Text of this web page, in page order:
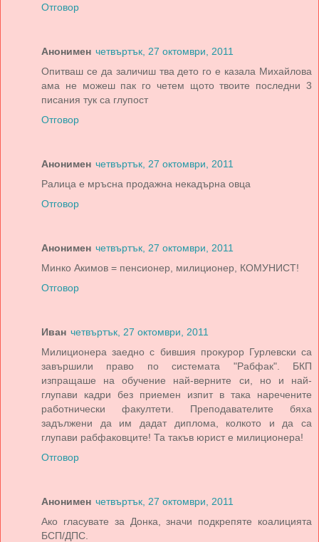
Отговор
Анонимен четвъртък, 27 октомври, 2011
Опитваш се да заличиш тва дето го е казала Михайлова
ама не можеш пак го четем щото твоите последни 3
писания тук са глупост
Отговор
Анонимен четвъртък, 27 октомври, 2011
Ралица е мръсна продажна некадърна овца
Отговор
Анонимен четвъртък, 27 октомври, 2011
Минко Акимов = пенсионер, милиционер, КОМУНИСТ!
Отговор
Иван четвъртък, 27 октомври, 2011
Милиционера заедно с бившия прокурор Гурлевски са
завършили право по системата "Рабфак". БКП
изпращаше на обучение най-верните си, но и най-
глупави кадри без приемен изпит в така наречените
работнически факултети. Преподавателите бяха
задължени да им дадат диплома, колкото и да са
глупави рабфаковците! Та такъв юрист е милиционера!
Отговор
Анонимен четвъртък, 27 октомври, 2011
Ако гласувате за Донка, значи подкрепяте коалицията
БСП/ДПС.